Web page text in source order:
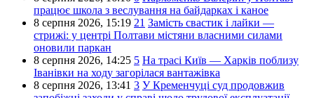
працює школа з веслування на байдарках і каное
8 серпня 2026, 15:19 21 Замість свастик і лайки —
стрижі: у центрі Полтави містяни власними силами
оновили паркан
8 серпня 2026, 14:25 5 На трасі Київ — Харків поблизу
Іванівки на ходу загорілася вантажівка
8 серпня 2026, 13:41 3 У Кременчуці суд продовжив